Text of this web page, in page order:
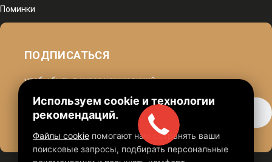
Поминки
ПОДПИСАТЬСЯ
чтобы быть в курсе наших акций
Используем cookie и технологии
рекомендаций.
Файлы cookie помогают нам сохранять ваши
поисковые запросы, подбирать персональные